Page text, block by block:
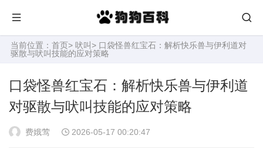
当前位置： 首页> 吠叫> 口袋怪兽红宝石：解析快乐兽与伊利道对
驱散与吠叫技能的应对策略
口袋怪兽红宝石：解析快乐兽与伊利道
对驱散与吠叫技能的应对策略
费娥莺 2026-05-17 00:20:47